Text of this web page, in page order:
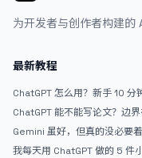
为开发者与创作者构建的
最新教程
ChatGPT 怎么用？新手 10 分
ChatGPT 能不能写论文？边
Gemini 虽好，但真的没必要着
弃 ChatGPT
我每天用 ChatGPT 做的 5 件